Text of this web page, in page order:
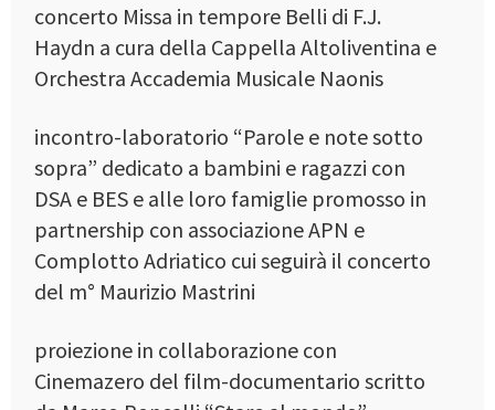
concerto Missa in tempore Belli di F.J.
Haydn a cura della Cappella Altoliventina e
Orchestra Accademia Musicale Naonis
incontro-laboratorio “Parole e note sotto
sopra” dedicato a bambini e ragazzi con
DSA e BES e alle loro famiglie promosso in
partnership con associazione APN e
Complotto Adriatico cui seguirà il concerto
del m° Maurizio Mastrini
proiezione in collaborazione con
Cinemazero del film-documentario scritto